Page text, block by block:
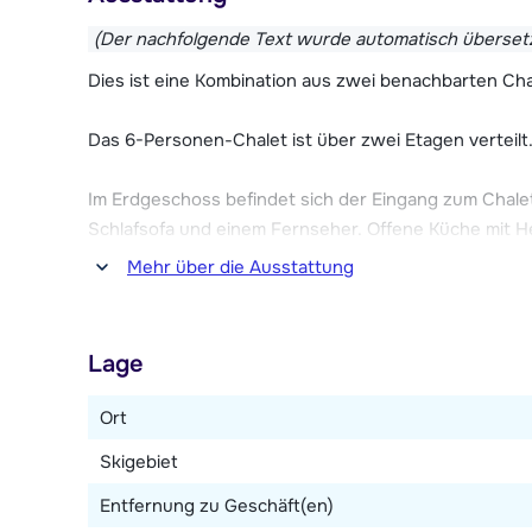
Etwa 800 Meter vom Chalet entfernt befindet sich
verschiedene Annehmlichkeiten wie einen kleinen
Die Bushaltestelle ist nur 50 m von den Chalets
(Der nachfolgende Text wurde automatisch
Dies ist eine Kombination aus zwei benachbarten
Das 6-Personen-Chalet ist über zwei Etagen verteilt.
Im Erdgeschoss befindet sich der Eingang zum
Schlafsofa und einem Fernseher. Offene Küche mit
Kühlschrank, Toaster, Kaffeemaschine,
Einzelbetten. Badezimmer mit Dusche und Toilette.
Das 15-Betten-Chalet ist über drei Etagen verteilt.
Im Erdgeschoss befindet sich der Eingang zum
einer schönen Sitzecke, Holzofen und Esstisch.
Mehr über die Ausstattung
Lage
Ort
Skigebiet
Entfernung zu Geschäft(en)